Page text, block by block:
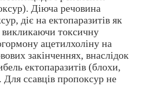
Діюча речовина
діє на ектопаразитів як
викликаючи токсичну
ацетилхоліну на
закінченнях, внаслідок
ектопаразитів (блохи,
ссавців пропоксур не